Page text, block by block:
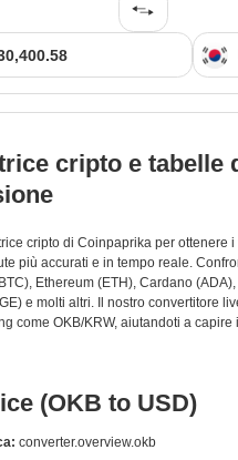
cripto e tabelle
cripto di Coinpaprika per ottenere
più accurati e in tempo reale.
Ethereum (ETH), Cardano
e molti altri. Il nostro convertitore
come OKB/KRW, aiutandoti a capire
(OKB to USD)
converter.overview.okb